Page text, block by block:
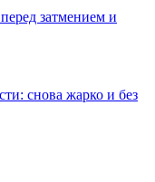
затмением и
снова жарко и без